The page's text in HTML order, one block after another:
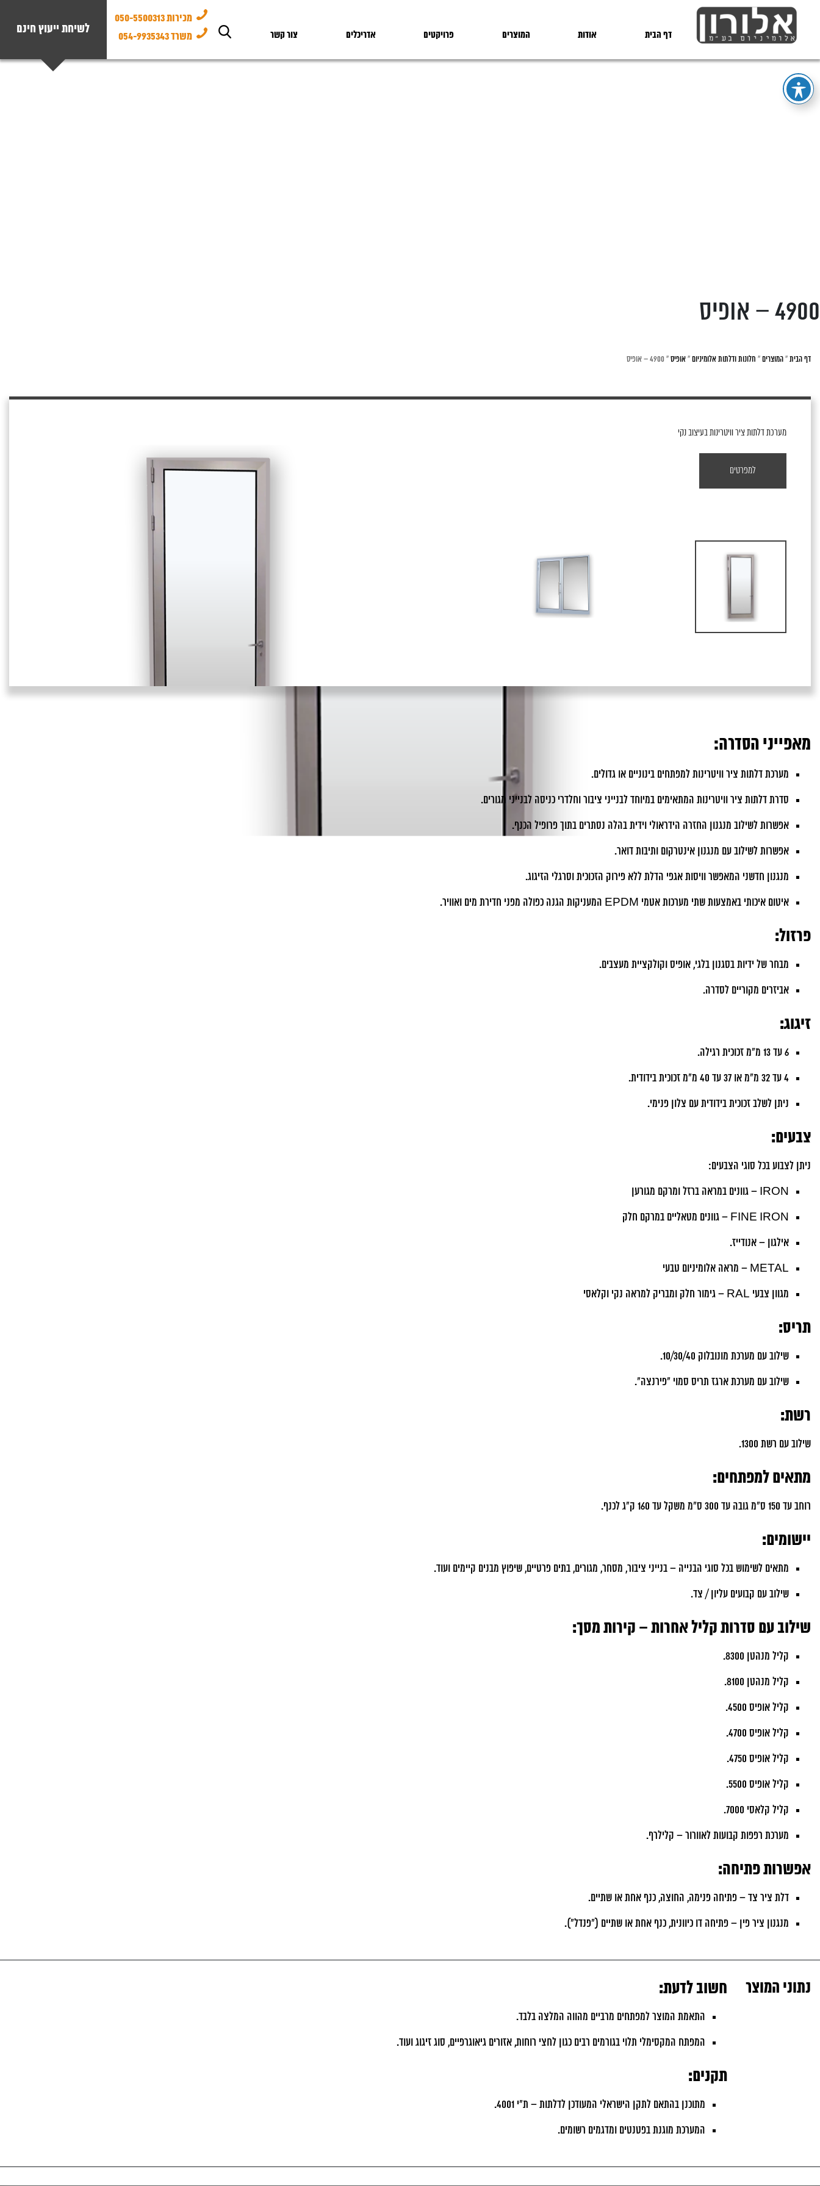
דף הבית אודות המוצרים פרויקטים אדריכלים צור קשר
מכירות 050-5500313
משרד 054-9935343
לשיחת ייעוץ חינם
4900 – אופיס
דף הבית » המוצרים » חלונות ודלתות אלומיניום » אופיס » 4900 – אופיס
מערכת דלתות ציר וויטרינות בעיצוב נקי
למפרטים
מאפייני הסדרה:
מערכת דלתות ציר וויטרינות למפתחים בינוניים או גדולים.
סדרת דלתות ציר וויטרינות המתאימים במיוחד לבנייני ציבור וחלדרי כניסה לבנייני מגורים.
אפשרות לשילוב מנגנון החזרה הידראולי וידית בהלה נסתרים בתוך פרופיל הכנף.
אפשרות לשילוב עם מנגנון אינטרקום ותיבות דואר.
מנגנון חדשני המאפשר וויסות אגפי הדלת ללא פירוק הזכוכית וסרגלי הזיגוג.
איטום איכותי באמצעות שתי מערכות אטמי EPDM המעניקות הגנה כפולה מפני חדירת מים ואוויר.
פרזול:
מבחר של ידיות בסגנון בלגי, אופיס וקולקציית מעצבים.
אביזרים מקוריים לסדרה.
זיגוג:
6 עד 13 מ"מ זכוכית רגילה.
4 עד 32 מ"מ או 37 עד 40 מ"מ זכוכית בידודית.
ניתן לשלב זכוכית בידודית עם צלון פנימי.
צבעים:
ניתן לצבוע בכל סוגי הצבעים:
IRON – גוונים במראה ברזל ומרקם מגורען
FINE IRON – גוונים מטאליים במרקם חלק
אילגון – אנודייז.
METAL – מראה אלומיניום טבעי
מגוון צבעי RAL – גימור חלק ומבריק למראה נקי וקלאסי
תריס:
שילוב עם מערכת מונובלוק 10/30/40.
שילוב עם מערכת ארגז תריס סמוי "פירנצה".
רשת:
שילוב עם רשת 1300.
מתאים למפתחים:
רוחב עד 150 ס"מ גובה עד 300 ס"מ משקל עד 160 ק"ג לכנף.
יישומים:
מתאים לשימוש בכל סוגי הבנייה – בנייני ציבור, מסחר, מגורים, בתים פרטיים, שיפוץ מבנים קיימים ועוד.
שילוב עם קבועים עליון / צד.
שילוב עם סדרות קליל אחרות – קירות מסך:
קליל מנהטן 8300.
קליל מנהטן 8100.
קליל אופיס 4500.
קליל אופיס 4700.
קליל אופיס 4750.
קליל אופיס 5500.
קליל קלאסי 7000.
מערכת רפפות קבועות לאוורור – קלילרף.
אפשרות פתיחה:
דלת ציר צד – פתיחה פנימה, החוצה, כנף אחת או שתיים.
מנגנון ציר פין – פתיחה דו כיוונית, כנף אחת או שתיים ("פנדל").
נתוני המוצר חשוב לדעת:
התאמת המוצר למפתחים מרביים מהווה המלצה בלבד.
המפתח המקסימלי תלוי בגורמים רבים כגון לחצי רוחות, אזורים גיאוגרפיים, סוג זיגוג ועוד.
תקנים:
מתוכנן בהתאם לתקן הישראלי המעודכן לדלתות – ת"י 4001.
המערכת מוגנת בפטנטים ומדגמים רשומים.